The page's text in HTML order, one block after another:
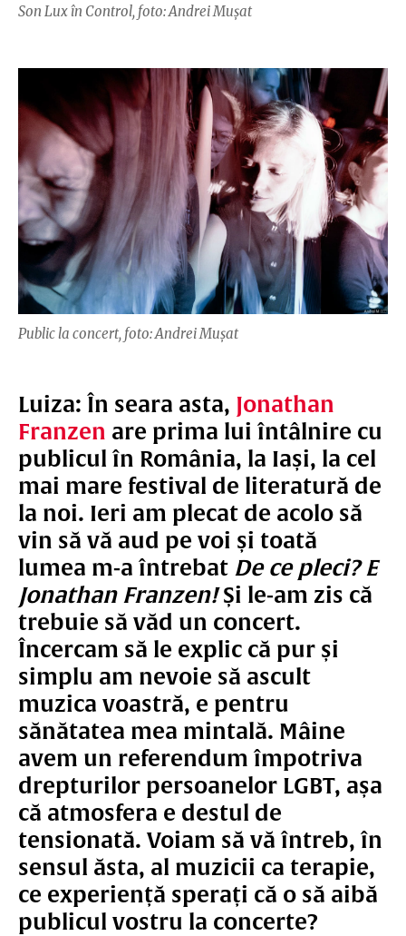
Son Lux în Control, foto: Andrei Mușat
Public la concert, foto: Andrei Mușat
Luiza: În seara asta, Jonathan
Franzen are prima lui întâlnire cu
publicul în România, la Iași, la cel
mai mare festival de literatură de
la noi. Ieri am plecat de acolo să
vin să vă aud pe voi și toată
lumea m-a întrebat De ce pleci? E
Jonathan Franzen!Și le-am zis că
trebuie să văd un concert.
Încercam să le explic că pur și
simplu am nevoie să ascult
muzica voastră, e pentru
sănătatea mea mintală. Mâine
avem un referendum împotriva
drepturilor persoanelor LGBT, așa
că atmosfera e destul de
tensionată. Voiam să vă întreb, în
sensul ăsta, al muzicii ca terapie,
ce experiență sperați că o să aibă
publicul vostru la concerte?